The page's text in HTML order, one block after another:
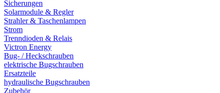
Sicherungen
Solarmodule & Regler
Strahler & Taschenlampen
Strom
Trenndioden & Relais
Victron Energy
Bug- / Heckschrauben
elektrische Bugschrauben
Ersatzteile
hydraulische Bugschrauben
Zubehör